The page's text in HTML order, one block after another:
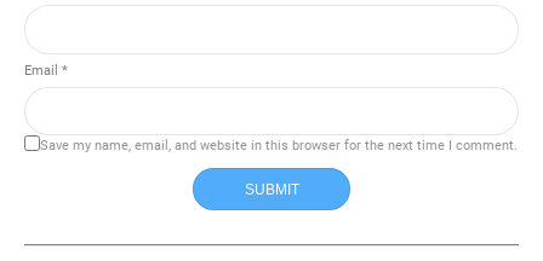
Email *
Save my name, email, and website in this browser for the next time I comment.
SUBMIT